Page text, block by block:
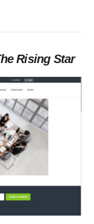
Rising Star